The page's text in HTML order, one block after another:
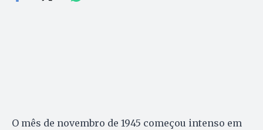
O mês de novembro de 1945 começou intenso em